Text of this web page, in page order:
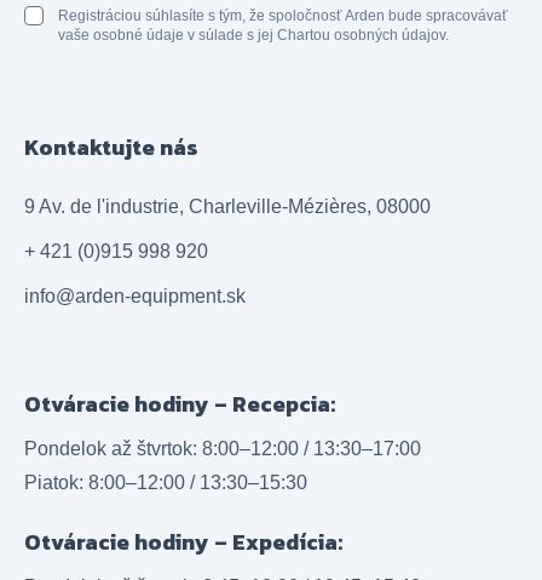
Registráciou súhlasíte s tým, že spoločnosť Arden bude spracovávať
vaše osobné údaje v súlade s jej Chartou osobných údajov.
Kontaktujte nás
9 Av. de l'industrie, Charleville-Mézières, 08000
+ 421 (0)915 998 920
info@arden-equipment.sk
Otváracie hodiny – Recepcia:
Pondelok až štvrtok: 8:00–12:00 / 13:30–17:00
Piatok: 8:00–12:00 / 13:30–15:30
Otváracie hodiny – Expedícia: